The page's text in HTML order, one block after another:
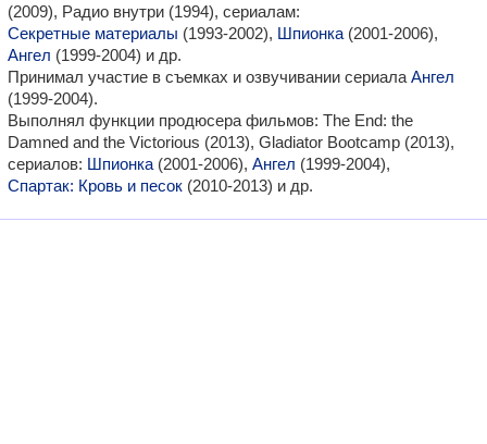
(2009), Радио внутри (1994), сериалам:
Секретные материалы (1993-2002), Шпионка (2001-2006),
Ангел (1999-2004) и др.
Принимал участие в съемках и озвучивании сериала Ангел
(1999-2004).
Выполнял функции продюсера фильмов: The End: the
Damned and the Victorious (2013), Gladiator Bootcamp (2013),
сериалов: Шпионка (2001-2006), Ангел (1999-2004),
Спартак: Кровь и песок (2010-2013) и др.